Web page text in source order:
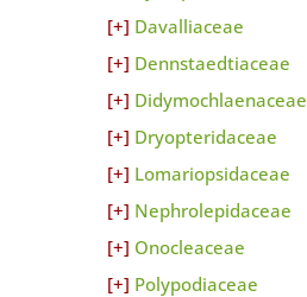
Davalliaceae
Dennstaedtiaceae
Didymochlaenaceae
Dryopteridaceae
Lomariopsidaceae
Nephrolepidaceae
Onocleaceae
Polypodiaceae